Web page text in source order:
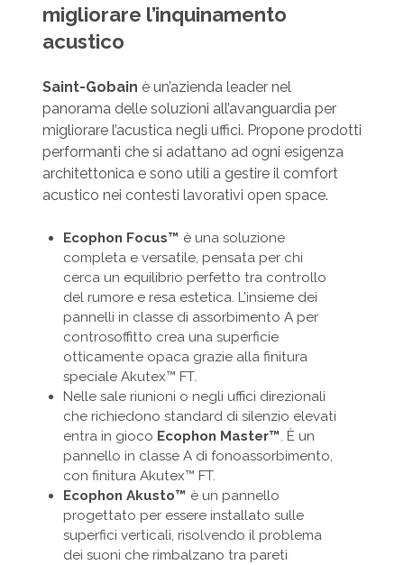
migliorare l’inquinamento
acustico
Saint-Gobain è un’azienda leader nel
panorama delle soluzioni all’avanguardia per
migliorare l’acustica negli uffici. Propone prodotti
performanti che si adattano ad ogni esigenza
architettonica e sono utili a gestire il comfort
acustico nei contesti lavorativi open space.
Ecophon Focus™ è una soluzione
completa e versatile, pensata per chi
cerca un equilibrio perfetto tra controllo
del rumore e resa estetica. L’insieme dei
pannelli in classe di assorbimento A per
controsoffitto crea una superficie
otticamente opaca grazie alla finitura
speciale Akutex™ FT.
Nelle sale riunioni o negli uffici direzionali
che richiedono standard di silenzio elevati
entra in gioco Ecophon Master™. È un
pannello in classe A di fonoassorbimento,
con finitura Akutex™ FT.
Ecophon Akusto™ è un pannello
progettato per essere installato sulle
superfici verticali, risolvendo il problema
dei suoni che rimbalzano tra pareti